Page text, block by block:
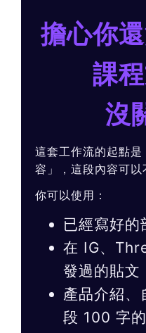
擔心你
課
沒
這套工作流的起點
容」，這段內容可以
你可以使用：
已經寫好的
在 IG、
發過的貼文
產品介紹、
段 100 字